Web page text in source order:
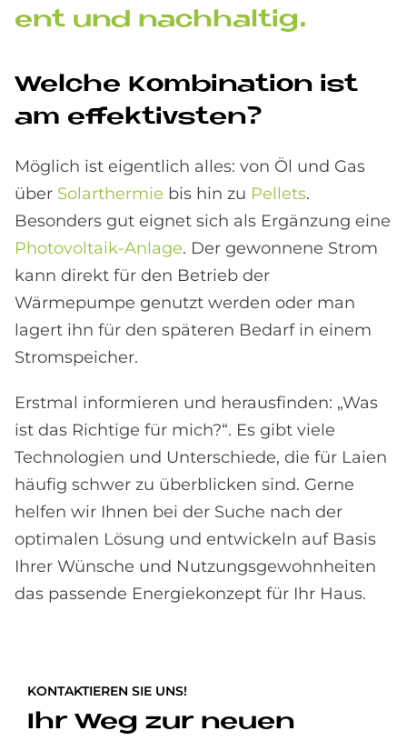
ent und nach­hal­tig.
Wel­che Kom­bi­na­ti­on ist
am ef­fek­tiv­sten?
Möglich ist eigentlich alles: von Öl und Gas
über Solarthermie bis hin zu Pellets.
Besonders gut eignet sich als Ergänzung eine
Photovoltaik-Anlage. Der gewonnene Strom
kann direkt für den Betrieb der
Wärmepumpe genutzt werden oder man
lagert ihn für den späteren Bedarf in einem
Stromspeicher.
Erstmal informieren und herausfinden: „Was
ist das Richtige für mich?“. Es gibt viele
Technologien und Unterschiede, die für Laien
häufig schwer zu überblicken sind. Gerne
helfen wir Ihnen bei der Suche nach der
optimalen Lösung und entwickeln auf Basis
Ihrer Wünsche und Nutzungsgewohnheiten
das passende Energiekonzept für Ihr Haus.
KONTAKTIEREN SIE UNS!
Ihr Weg zur neuen